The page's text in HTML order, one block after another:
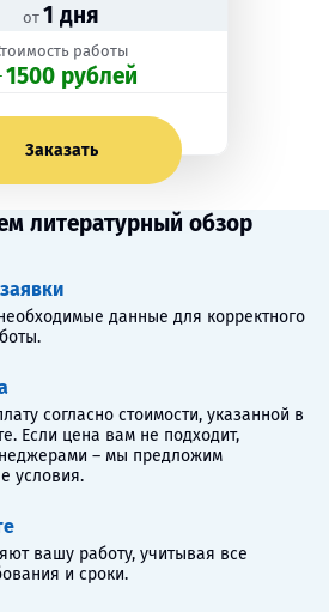
от 1 дня
работы
1500 рублей
Заказать
литературный обзор
данные для корректного
согласно стоимости, указанной в
Если цена вам не подходит,
– мы предложим
условия.
вашу работу, учитывая все
и сроки.